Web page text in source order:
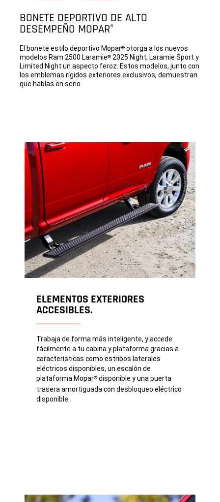
BONETE DEPORTIVO DE ALTO
DESEMPEÑO MOPAR®
El bonete estilo deportivo Mopar® otorga a los nuevos
modelos Ram 2500 Laramie® 2025 Night, Laramie Sport y
Limited Night un aspecto feroz. Estos modelos, junto con
los emblemas rígidos exteriores exclusivos, demuestran
que hablas en serio.
ELEMENTOS EXTERIORES
ACCESIBLES.
Trabaja de forma más inteligente, y accede
fácilmente a tu cabina y plataforma gracias a
características como estribos laterales
eléctricos disponibles, un escalón de
plataforma Mopar® disponible y una puerta
trasera amortiguada con desbloqueo eléctrico
disponible.